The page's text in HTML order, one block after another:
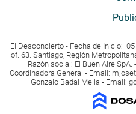
El Desconcierto - Fecha de Inicio:
of. 63. Santiago, Región
Razón social: El Buen Aire
Coordinadora General - Email:
Gonzalo Badal Mella - Email: